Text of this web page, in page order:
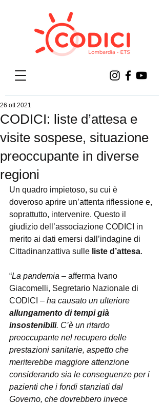
CODICI: liste d’attesa e
visite sospese, situazione
preoccupante in diverse
regioni
26 ott 2021
Un quadro impietoso, su cui è
doveroso aprire un’attenta riflessione e,
soprattutto, intervenire. Questo il
giudizio dell’associazione CODICI in
merito ai dati emersi dall’indagine di
Cittadinanzattiva sulle liste d’attesa.
“La pandemia – afferma Ivano
Giacomelli, Segretario Nazionale di
CODICI – ha causato un ulteriore
allungamento di tempi già
insostenibili. C’è un ritardo
preoccupante nel recupero delle
prestazioni sanitarie, aspetto che
meriterebbe maggiore attenzione
considerando sia le conseguenze per i
pazienti che i fondi stanziati dal
Governo, che dovrebbero invece